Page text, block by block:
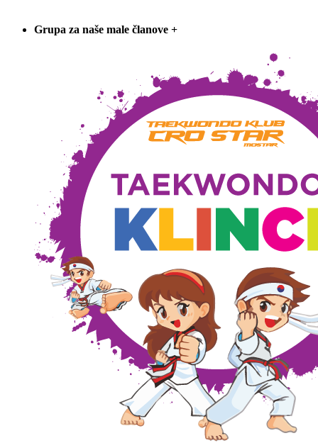
Grupa za naše male članove +